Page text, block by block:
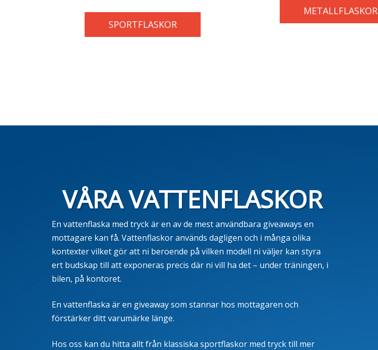
SPORTFLASKOR
METALLFLASKOR
VÅRA VATTENFLASKOR
En vattenflaska med tryck är en av de mest användbara giveaways en
mottagare kan få. Vattenflaskor används dagligen och i många olika
kontexter vilket gör att ni beroende på vilken modell ni väljer kan styra
ert budskap till att exponeras precis där ni vill ha det – under träningen, i
bilen, på kontoret.
En vattenflaska är en giveaway som stannar hos mottagaren och
förstärker ditt varumärke länge.
Hos oss kan du hitta allt från klassiska sportflaskor med tryck till mer